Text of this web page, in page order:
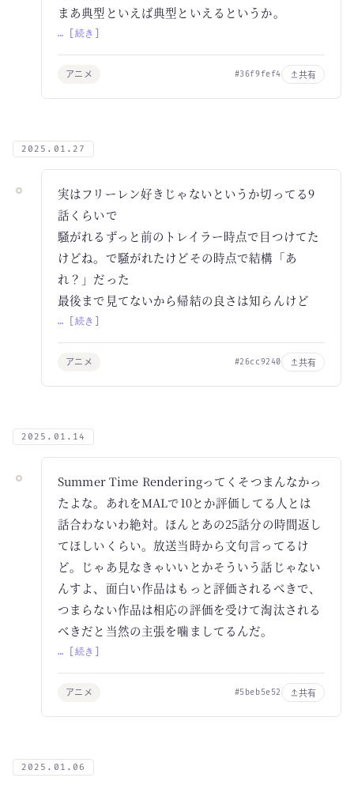
まあ典型といえば典型といえるというか。
… [続き]
アニメ #36f9fef4 共有
2025.01.27
実はフリーレン好きじゃないというか切ってる9
話くらいで
騒がれるずっと前のトレイラー時点で目つけてた
けどね。で騒がれたけどその時点で結構「あ
れ？」だった
最後まで見てないから帰結の良さは知らんけど
… [続き]
アニメ #26cc9240 共有
2025.01.14
Summer Time Renderingってくそつまんなかっ
たよな。あれをMALで10とか評価してる人とは
話合わないわ絶対。ほんとあの25話分の時間返し
てほしいくらい。放送当時から文句言ってるけ
ど。じゃあ見なきゃいいとかそういう話じゃない
んすよ、面白い作品はもっと評価されるべきで、
つまらない作品は相応の評価を受けて淘汰される
べきだと当然の主張を噛ましてるんだ。
… [続き]
アニメ #5beb5e52 共有
2025.01.06